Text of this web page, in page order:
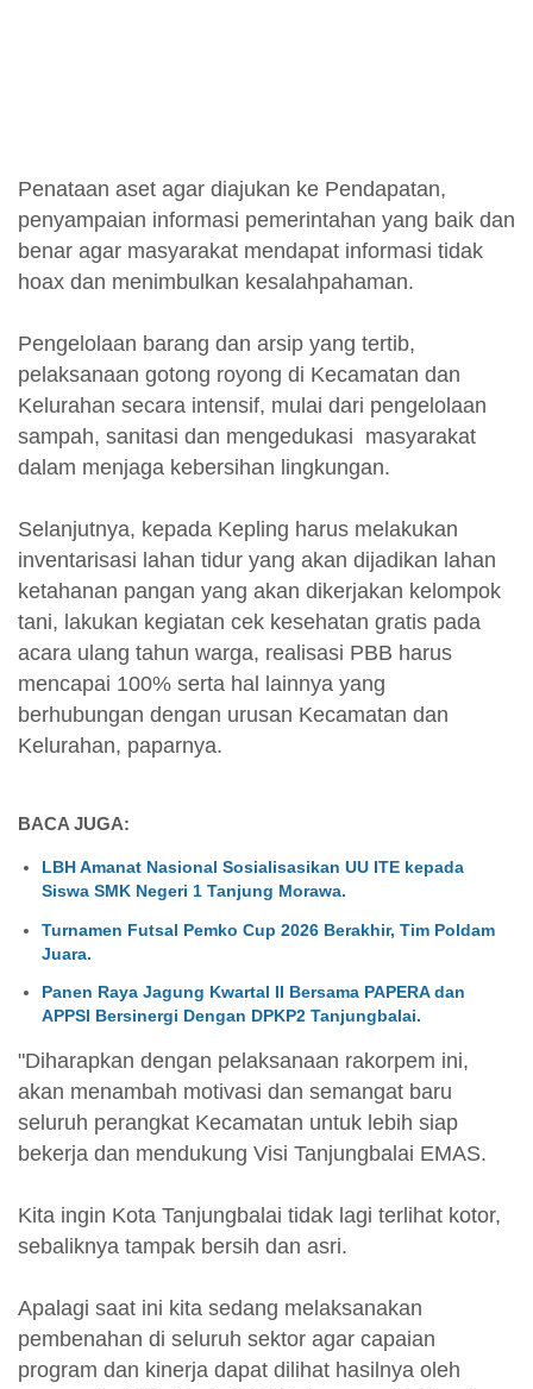
Penataan aset agar diajukan ke Pendapatan,
penyampaian informasi pemerintahan yang baik dan
benar agar masyarakat mendapat informasi tidak
hoax dan menimbulkan kesalahpahaman.
Pengelolaan barang dan arsip yang tertib,
pelaksanaan gotong royong di Kecamatan dan
Kelurahan secara intensif, mulai dari pengelolaan
sampah, sanitasi dan mengedukasi masyarakat
dalam menjaga kebersihan lingkungan.
Selanjutnya, kepada Kepling harus melakukan
inventarisasi lahan tidur yang akan dijadikan lahan
ketahanan pangan yang akan dikerjakan kelompok
tani, lakukan kegiatan cek kesehatan gratis pada
acara ulang tahun warga, realisasi PBB harus
mencapai 100% serta hal lainnya yang
berhubungan dengan urusan Kecamatan dan
Kelurahan, paparnya.
BACA JUGA:
LBH Amanat Nasional Sosialisasikan UU ITE kepada
Siswa SMK Negeri 1 Tanjung Morawa.
Turnamen Futsal Pemko Cup 2026 Berakhir, Tim Poldam
Juara.
Panen Raya Jagung Kwartal II Bersama PAPERA dan
APPSI Bersinergi Dengan DPKP2 Tanjungbalai.
"Diharapkan dengan pelaksanaan rakorpem ini,
akan menambah motivasi dan semangat baru
seluruh perangkat Kecamatan untuk lebih siap
bekerja dan mendukung Visi Tanjungbalai EMAS.
Kita ingin Kota Tanjungbalai tidak lagi terlihat kotor,
sebaliknya tampak bersih dan asri.
Apalagi saat ini kita sedang melaksanakan
pembenahan di seluruh sektor agar capaian
program dan kinerja dapat dilihat hasilnya oleh